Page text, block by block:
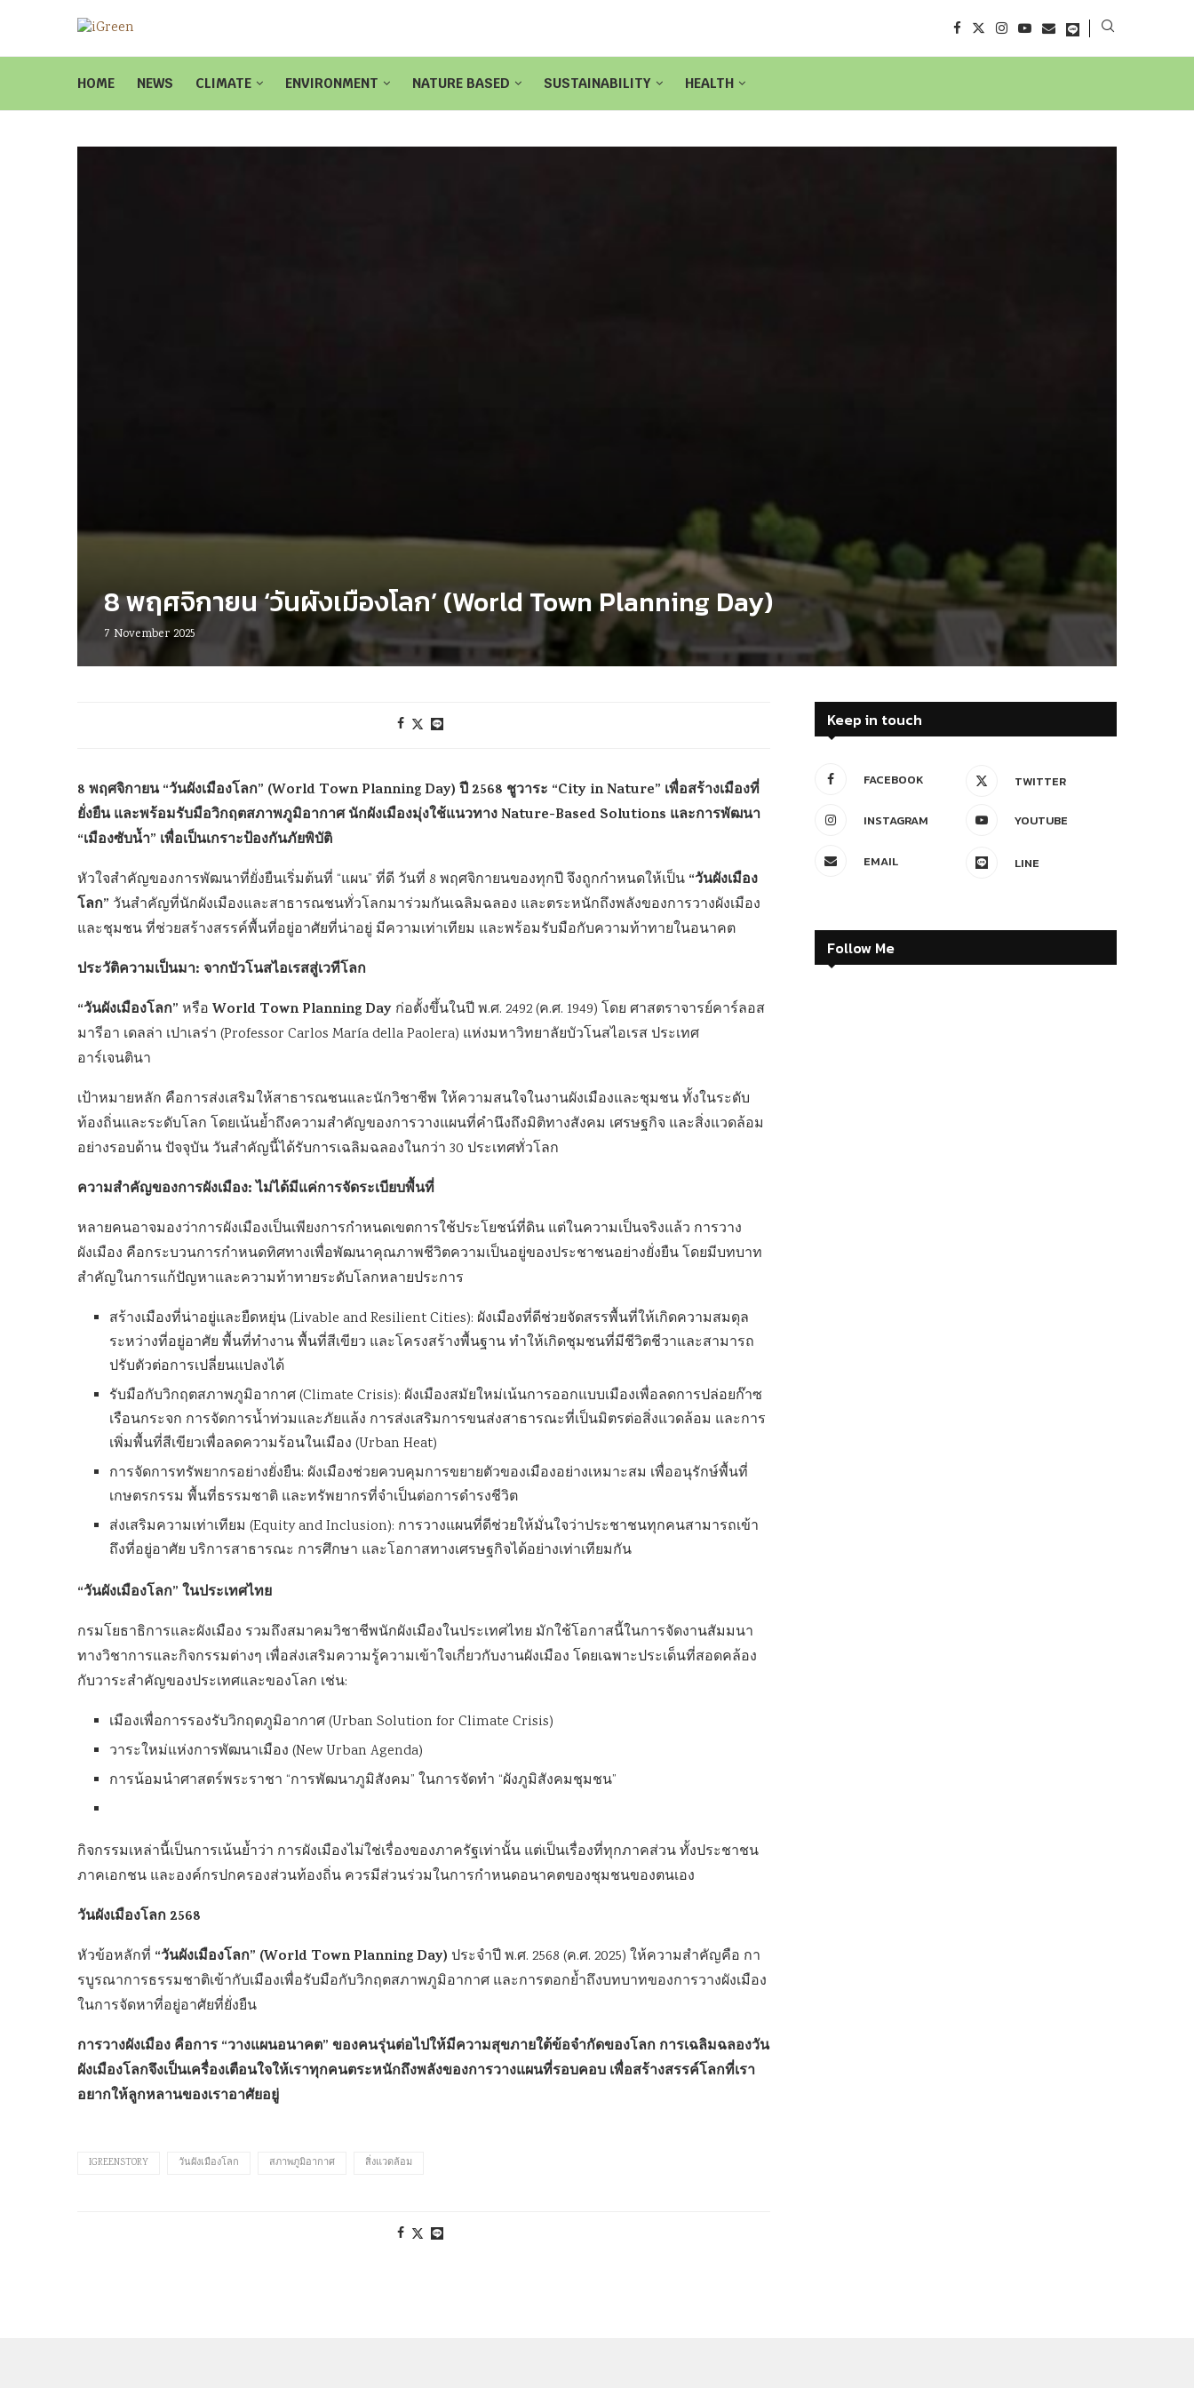
HOME NEWS CLIMATE ENVIRONMENT NATURE BASED SUSTAINABILITY HEALTH
8 พฤศจิกายน ‘วันผังเมืองโลก’ (World Town Planning Day)
7 November 2025
8 พฤศจิกายน “วันผังเมืองโลก” (World Town Planning Day) ปี 2568 ชูวาระ “City in Nature” เพื่อสร้างเมืองที่
ยั่งยืน และพร้อมรับมือวิกฤตสภาพภูมิอากาศ นักผังเมืองมุ่งใช้แนวทาง Nature-Based Solutions และการพัฒนา
“เมืองซับน้ำ” เพื่อเป็นเกราะป้องกันภัยพิบัติ
หัวใจสำคัญของการพัฒนาที่ยั่งยืนเริ่มต้นที่ “แผน” ที่ดี วันที่ 8 พฤศจิกายนของทุกปี จึงถูกกำหนดให้เป็น “วันผังเมือง
โลก” วันสำคัญที่นักผังเมืองและสาธารณชนทั่วโลกมาร่วมกันเฉลิมฉลอง และตระหนักถึงพลังของการวางผังเมือง
และชุมชน ที่ช่วยสร้างสรรค์พื้นที่อยู่อาศัยที่น่าอยู่ มีความเท่าเทียม และพร้อมรับมือกับความท้าทายในอนาคต
ประวัติความเป็นมา: จากบัวโนสไอเรสสู่เวทีโลก
“วันผังเมืองโลก” หรือ World Town Planning Day ก่อตั้งขึ้นในปี พ.ศ. 2492 (ค.ศ. 1949) โดย ศาสตราจารย์คาร์ลอส
มารีอา เดลล่า เปาเลร่า (Professor Carlos María della Paolera) แห่งมหาวิทยาลัยบัวโนสไอเรส ประเทศ
อาร์เจนตินา
เป้าหมายหลัก คือการส่งเสริมให้สาธารณชนและนักวิชาชีพ ให้ความสนใจในงานผังเมืองและชุมชน ทั้งในระดับ
ท้องถิ่นและระดับโลก โดยเน้นย้ำถึงความสำคัญของการวางแผนที่คำนึงถึงมิติทางสังคม เศรษฐกิจ และสิ่งแวดล้อม
อย่างรอบด้าน ปัจจุบัน วันสำคัญนี้ได้รับการเฉลิมฉลองในกว่า 30 ประเทศทั่วโลก
ความสำคัญของการผังเมือง: ไม่ได้มีแค่การจัดระเบียบพื้นที่
หลายคนอาจมองว่าการผังเมืองเป็นเพียงการกำหนดเขตการใช้ประโยชน์ที่ดิน แต่ในความเป็นจริงแล้ว การวาง
ผังเมือง คือกระบวนการกำหนดทิศทางเพื่อพัฒนาคุณภาพชีวิตความเป็นอยู่ของประชาชนอย่างยั่งยืน โดยมีบทบาท
สำคัญในการแก้ปัญหาและความท้าทายระดับโลกหลายประการ
สร้างเมืองที่น่าอยู่และยืดหยุ่น (Livable and Resilient Cities): ผังเมืองที่ดีช่วยจัดสรรพื้นที่ให้เกิดความสมดุล
ระหว่างที่อยู่อาศัย พื้นที่ทำงาน พื้นที่สีเขียว และโครงสร้างพื้นฐาน ทำให้เกิดชุมชนที่มีชีวิตชีวาและสามารถ
ปรับตัวต่อการเปลี่ยนแปลงได้
รับมือกับวิกฤตสภาพภูมิอากาศ (Climate Crisis): ผังเมืองสมัยใหม่เน้นการออกแบบเมืองเพื่อลดการปล่อยก๊าซ
เรือนกระจก การจัดการน้ำท่วมและภัยแล้ง การส่งเสริมการขนส่งสาธารณะที่เป็นมิตรต่อสิ่งแวดล้อม และการ
เพิ่มพื้นที่สีเขียวเพื่อลดความร้อนในเมือง (Urban Heat)
การจัดการทรัพยากรอย่างยั่งยืน: ผังเมืองช่วยควบคุมการขยายตัวของเมืองอย่างเหมาะสม เพื่ออนุรักษ์พื้นที่
เกษตรกรรม พื้นที่ธรรมชาติ และทรัพยากรที่จำเป็นต่อการดำรงชีวิต
ส่งเสริมความเท่าเทียม (Equity and Inclusion): การวางแผนที่ดีช่วยให้มั่นใจว่าประชาชนทุกคนสามารถเข้า
ถึงที่อยู่อาศัย บริการสาธารณะ การศึกษา และโอกาสทางเศรษฐกิจได้อย่างเท่าเทียมกัน
“วันผังเมืองโลก” ในประเทศไทย
กรมโยธาธิการและผังเมือง รวมถึงสมาคมวิชาชีพนักผังเมืองในประเทศไทย มักใช้โอกาสนี้ในการจัดงานสัมมนา
ทางวิชาการและกิจกรรมต่างๆ เพื่อส่งเสริมความรู้ความเข้าใจเกี่ยวกับงานผังเมือง โดยเฉพาะประเด็นที่สอดคล้อง
กับวาระสำคัญของประเทศและของโลก เช่น:
เมืองเพื่อการรองรับวิกฤตภูมิอากาศ (Urban Solution for Climate Crisis)
วาระใหม่แห่งการพัฒนาเมือง (New Urban Agenda)
การน้อมนำศาสตร์พระราชา “การพัฒนาภูมิสังคม” ในการจัดทำ “ผังภูมิสังคมชุมชน”
กิจกรรมเหล่านี้เป็นการเน้นย้ำว่า การผังเมืองไม่ใช่เรื่องของภาครัฐเท่านั้น แต่เป็นเรื่องที่ทุกภาคส่วน ทั้งประชาชน
ภาคเอกชน และองค์กรปกครองส่วนท้องถิ่น ควรมีส่วนร่วมในการกำหนดอนาคตของชุมชนของตนเอง
วันผังเมืองโลก 2568
หัวข้อหลักที่ “วันผังเมืองโลก” (World Town Planning Day) ประจำปี พ.ศ. 2568 (ค.ศ. 2025) ให้ความสำคัญคือ กา
รบูรณาการธรรมชาติเข้ากับเมืองเพื่อรับมือกับวิกฤตสภาพภูมิอากาศ และการตอกย้ำถึงบทบาทของการวางผังเมือง
ในการจัดหาที่อยู่อาศัยที่ยั่งยืน
การวางผังเมือง คือการ “วางแผนอนาคต” ของคนรุ่นต่อไปให้มีความสุขภายใต้ข้อจำกัดของโลก การเฉลิมฉลองวัน
ผังเมืองโลกจึงเป็นเครื่องเตือนใจให้เราทุกคนตระหนักถึงพลังของการวางแผนที่รอบคอบ เพื่อสร้างสรรค์โลกที่เรา
อยากให้ลูกหลานของเราอาศัยอยู่
IGREENSTORY วันผังเมืองโลก สภาพภูมิอากาศ สิ่งแวดล้อม
Keep in touch
FACEBOOK TWITTER
INSTAGRAM YOUTUBE
EMAIL LINE
Follow Me